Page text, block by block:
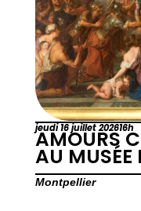
jeudi 16 juillet 202616h
AMOURS
AU MUSÉE
Montpellier